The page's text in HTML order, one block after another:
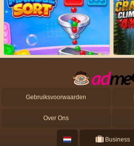
Gebruiksvoorwaarden
Over Ons
Business